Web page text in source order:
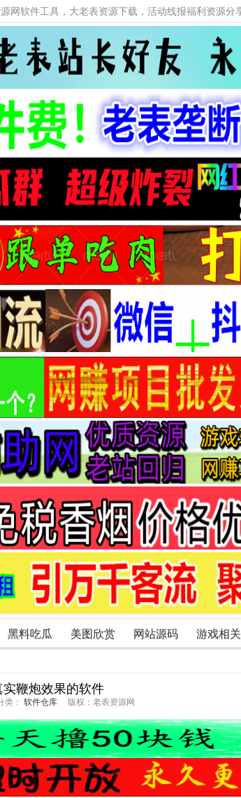
黑料吃瓜 美图欣赏 网站源码 游戏相关
鞭炮效果的软件
： 软件仓库版权：老表资源网